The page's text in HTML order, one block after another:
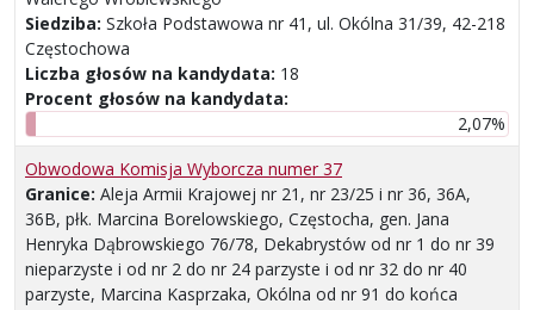
Siedziba: Szkoła Podstawowa nr 41, ul. Okólna 31/39, 42-218
Częstochowa
Liczba głosów na kandydata: 18
Procent głosów na kandydata:
2,07%
Obwodowa Komisja Wyborcza numer 37
Granice: Aleja Armii Krajowej nr 21, nr 23/25 i nr 36, 36A,
36B, płk. Marcina Borelowskiego, Częstocha, gen. Jana
Henryka Dąbrowskiego 76/78, Dekabrystów od nr 1 do nr 39
nieparzyste i od nr 2 do nr 24 parzyste i od nr 32 do nr 40
parzyste, Marcina Kasprzaka, Okólna od nr 91 do końca